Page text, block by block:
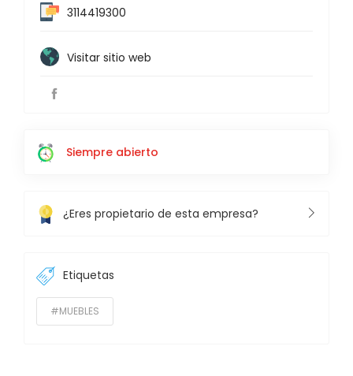
3114419300
Visitar sitio web
Siempre abierto
¿Eres propietario de esta empresa?
Etiquetas
#MUEBLES